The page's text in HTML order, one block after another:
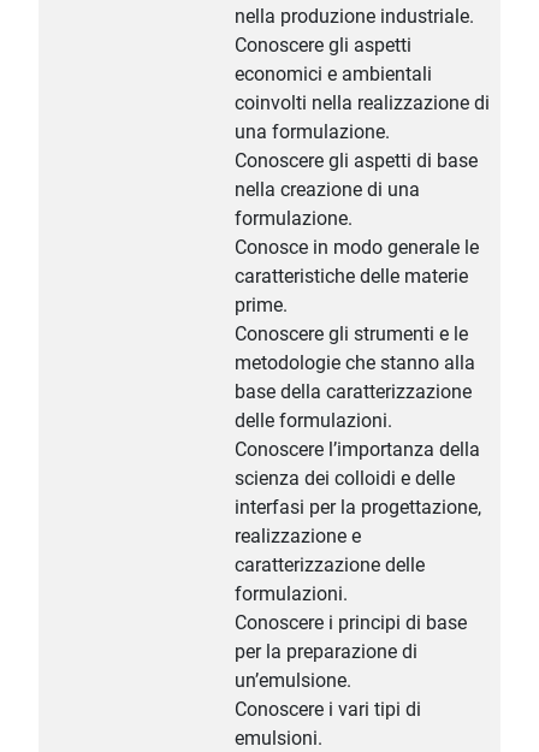
nella produzione industriale.
Conoscere gli aspetti
economici e ambientali
coinvolti nella realizzazione di
una formulazione.
Conoscere gli aspetti di base
nella creazione di una
formulazione.
Conosce in modo generale le
caratteristiche delle materie
prime.
Conoscere gli strumenti e le
metodologie che stanno alla
base della caratterizzazione
delle formulazioni.
Conoscere l’importanza della
scienza dei colloidi e delle
interfasi per la progettazione,
realizzazione e
caratterizzazione delle
formulazioni.
Conoscere i principi di base
per la preparazione di
un’emulsione.
Conoscere i vari tipi di
emulsioni.